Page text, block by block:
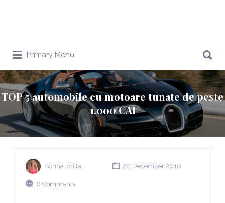
Primary Menu
for:
TOP 5 automobile cu motoare tunate de peste
1.000 CAI
Sorina Ionita 20 December 2016
0 Comments